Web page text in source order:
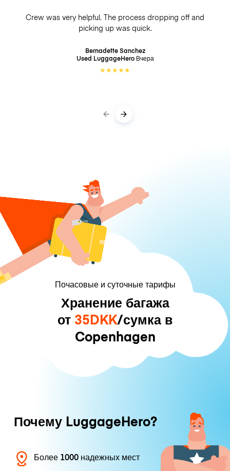
Crew was very helpful. The process dropping off and
picking up was quick.
Bernadette Sanchez
Used LuggageHero Вчера
★★★★★
Почасовые и суточные тарифы
Хранение багажа
от 35DKK/сумка в
Copenhagen
Почему LuggageHero?
Более 1000 надежных мест